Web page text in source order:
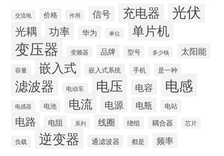
交流电 价格 作用 信号 充电器 光伏
光耦 功率 华为 单位 单片机
变压器 变频器 品牌 型号 多少钱 太阳能
容量 嵌入式 嵌入式系统 手机 是一种
滤波器 电动车 电压 电容 电感
电感器 电池 电流 电源 电瓶 电站
电路 电阻 系列 线圈 绕组 耦合器 芯片
负载 逆变器 通滤波器 都是 频率